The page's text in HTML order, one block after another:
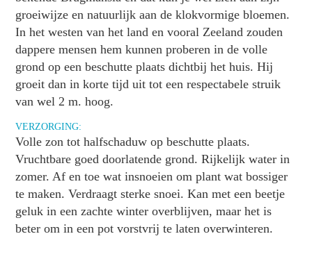
groeiwijze en natuurlijk aan de klokvormige bloemen.
In het westen van het land en vooral Zeeland zouden
dappere mensen hem kunnen proberen in de volle
grond op een beschutte plaats dichtbij het huis. Hij
groeit dan in korte tijd uit tot een respectabele struik
van wel 2 m. hoog.
VERZORGING:
Volle zon tot halfschaduw op beschutte plaats.
Vruchtbare goed doorlatende grond. Rijkelijk water in
zomer. Af en toe wat insnoeien om plant wat bossiger
te maken. Verdraagt sterke snoei. Kan met een beetje
geluk in een zachte winter overblijven, maar het is
beter om in een pot vorstvrij te laten overwinteren.